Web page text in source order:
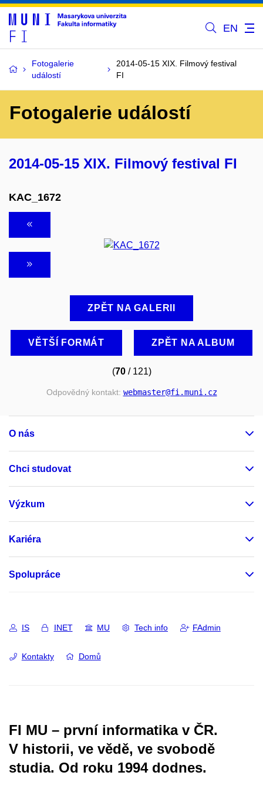
EN
Fotogalerie
událostí
2014-05-15 XIX. Filmový festival
FI
Fotogalerie událostí
2014-05-15 XIX. Filmový festival FI
KAC_1672
ZPĚT NA GALERII
VĚTŠÍ FORMÁT ZPĚT NA ALBUM
(70/ 121)
Odpovědný kontakt: webmaster@fi.muni.cz
O nás
Chci studovat
Výzkum
Kariéra
Spolupráce
IS INET MU Tech info FAdmin
Kontakty Domů
FI MU – první informatika v ČR.
V historii, ve vědě, ve svobodě
studia. Od roku 1994 dodnes.